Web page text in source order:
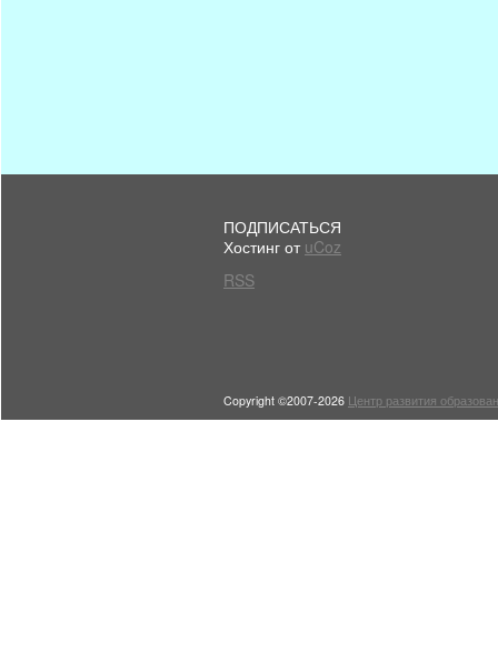
ПОДПИСАТЬСЯ
Хостинг от uCoz
RSS
Copyright ©2007-2026 Центр развития